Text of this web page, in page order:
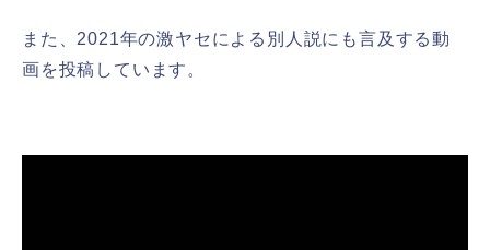
また、2021年の激ヤセによる別人説にも言及する動
画を投稿しています。